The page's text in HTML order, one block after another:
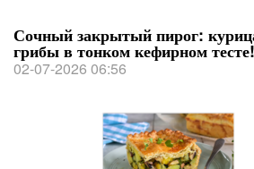
Сочный закрытый пирог:
грибы в тонком кефирном тесте!
02-07-2026 06:56